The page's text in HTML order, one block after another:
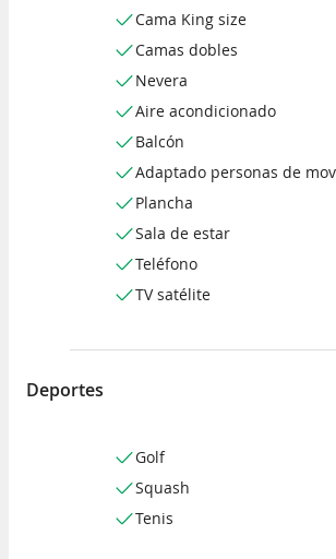
Cama King size
Camas dobles
Nevera
Aire acondicionado
Balcón
Adaptado personas de
Plancha
Sala de estar
Teléfono
TV satélite
Deportes
Golf
Squash
Tenis